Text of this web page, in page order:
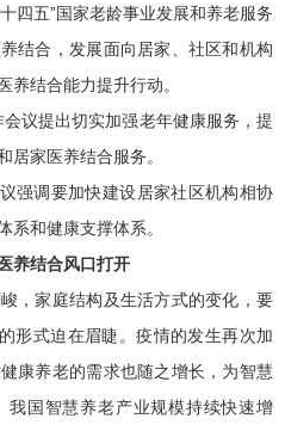
五”国家老龄事业发展和养老服务
结合，发展面向居家、社区和机构
养结合能力提升行动。
提出切实加强老年健康服务，提
居家医养结合服务。
调要加快建设居家社区机构相协
系和健康支撑体系。
养结合风口打开
家庭结构及生活方式的变化，要
形式迫在眉睫。疫情的发生再次加
康养老的需求也随之增长，为智慧
我国智慧养老产业规模持续快速增